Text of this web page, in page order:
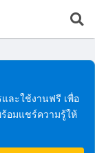
ละใช้งานฟรี เพื่อ
อมแชร์ความรู้ให้